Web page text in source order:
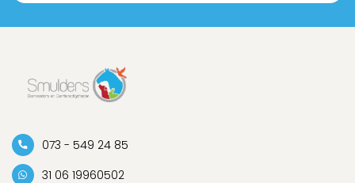
073 - 549 24 85
31 06 19960502